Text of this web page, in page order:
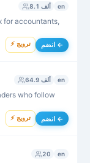
8.1 ألف en
for accountants,
⚡ ترويج انضم ←
64.9 ألف en
who follow
⚡ ترويج انضم ←
20 en